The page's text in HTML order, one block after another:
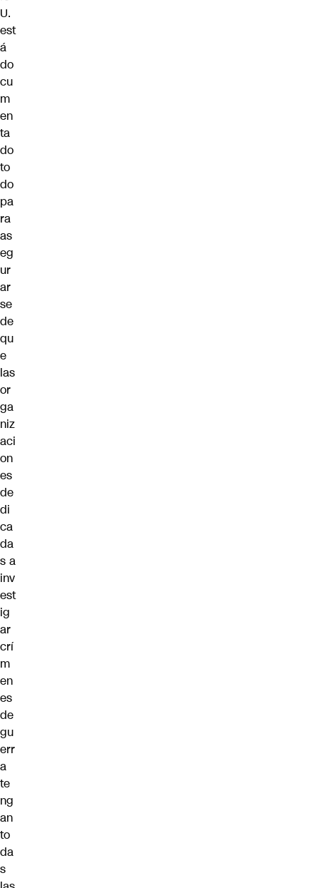
U.
est
á
do
cu
m
en
ta
do
to
do
pa
ra
as
eg
ur
ar
se
de
qu
e
las
or
ga
niz
aci
on
es
de
di
ca
da
s a
inv
est
ig
ar
crí
m
en
es
de
gu
err
a
te
ng
an
to
da
s